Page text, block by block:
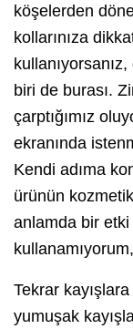
köşelerden
kollarınıza
biri de burası.
çarptığımız
ekranında
Kendi adıma
ürünün
anlamda bir
Tekrar
yumuşak